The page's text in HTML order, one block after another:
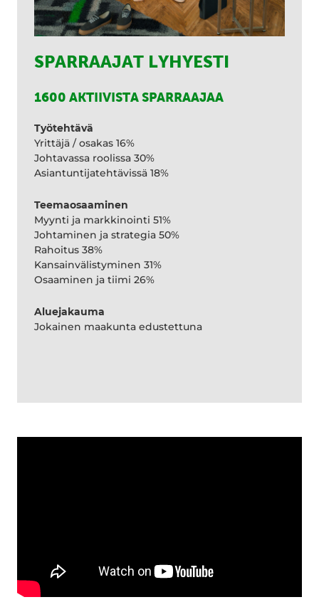
SPARRAAJAT LYHYESTI
1600 AKTIIVISTA SPARRAAJAA
Työtehtävä
Yrittäjä / osakas 16%
Johtavassa roolissa 30%
Asiantuntijatehtävissä 18%
Teemaosaaminen
Myynti ja markkinointi 51%
Johtaminen ja strategia 50%
Rahoitus 38%
Kansainvälistyminen 31%
Osaaminen ja tiimi 26%
Aluejakauma
Jokainen maakunta edustettuna